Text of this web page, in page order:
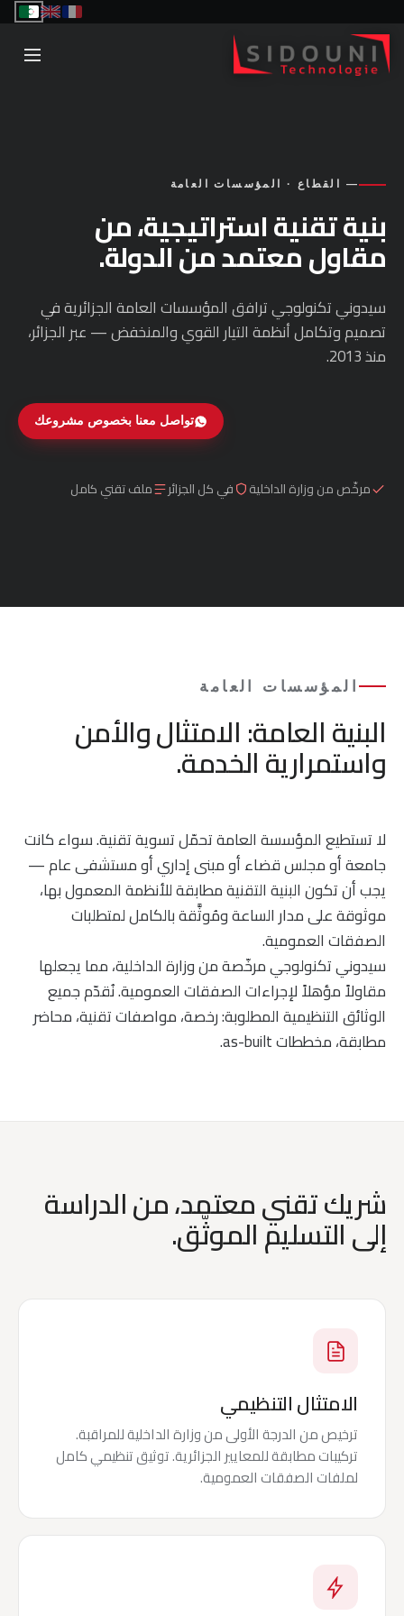
— القطاع · المؤسسات العامة
بنية تقنية استراتيجية، من
مقاول معتمد من الدولة.
سيدوني تكنولوجي ترافق المؤسسات العامة الجزائرية في
تصميم وتكامل أنظمة التيار القوي والمنخفض — عبر الجزائر،
منذ 2013.
تواصل معنا بخصوص مشروعك
مرخّص من وزارة الداخلية في كل الجزائر ملف تقني كامل
المؤسسات العامة
البنية العامة: الامتثال والأمن
واستمرارية الخدمة.
لا تستطيع المؤسسة العامة تحمّل تسوية تقنية. سواء كانت
جامعة أو مجلس قضاء أو مبنى إداري أو مستشفى عام —
يجب أن تكون البنية التقنية مطابقة للأنظمة المعمول بها،
موثوقة على مدار الساعة ومُوثَّقة بالكامل لمتطلبات
الصفقات العمومية.
سيدوني تكنولوجي مرخّصة من وزارة الداخلية، مما يجعلها
مقاولاً مؤهلاً لإجراءات الصفقات العمومية. نُقدّم جميع
الوثائق التنظيمية المطلوبة: رخصة، مواصفات تقنية، محاضر
مطابقة، مخططات as-built.
شريك تقني معتمد، من الدراسة
إلى التسليم الموثّق.
الامتثال التنظيمي
ترخيص من الدرجة الأولى من وزارة الداخلية للمراقبة.
تركيبات مطابقة للمعايير الجزائرية. توثيق تنظيمي كامل
لملفات الصفقات العمومية.